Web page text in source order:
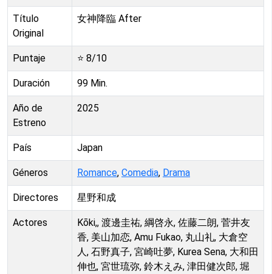
Título
Original
女神降臨 After
Puntaje ⭐ 8/10
Duración 99 Min.
Año de
Estreno
2025
País Japan
Géneros Romance, Comedia, Drama
Directores 星野和成
Actores
Kōki,, 渡邊圭祐, 綱啓永, 佐藤二朗, 菅井友
香, 美山加恋, Amu Fukao, 丸山礼, 大倉空
人, 石野真子, 宮崎吐夢, Kurea Sena, 大和田
伸也, 宮世琉弥, 鈴木えみ, 津田健次郎, 堀